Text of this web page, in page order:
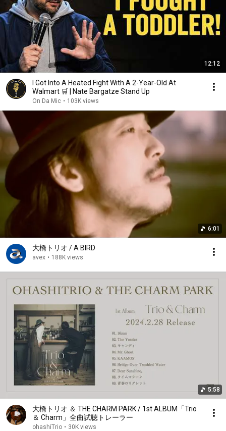
12:12
I Got Into A Heated Fight With A 2-Year-Old At
Walmart 🛒 | Nate Bargatze Stand Up
On Da Mic • 103K views
6:01
大橋トリオ / A BIRD
avex • 188K views
5:58
大橋トリオ ＆ THE CHARM PARK / 1st ALBUM「Trio
＆ Charm」全曲試聴トレーラー
ohashiTrio • 30K views